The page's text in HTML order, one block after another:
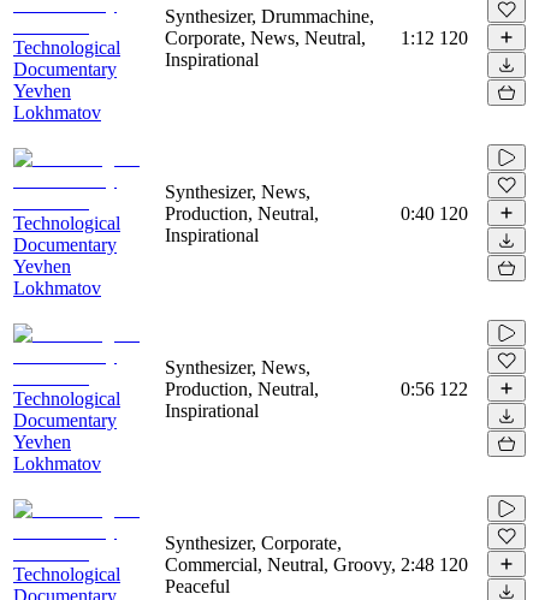
Technological
Documentary
Yevhen
Lokhmatov
Synthesizer, Drummachine,
Corporate, News, Neutral,
Inspirational
1:12 120
Technological
Documentary
Yevhen
Lokhmatov
Synthesizer, News,
Production, Neutral,
Inspirational
0:40 120
Technological
Documentary
Yevhen
Lokhmatov
Synthesizer, News,
Production, Neutral,
Inspirational
0:56 122
Technological
Documentary
Synthesizer, Corporate,
Commercial, Neutral, Groovy,
Peaceful
2:48 120